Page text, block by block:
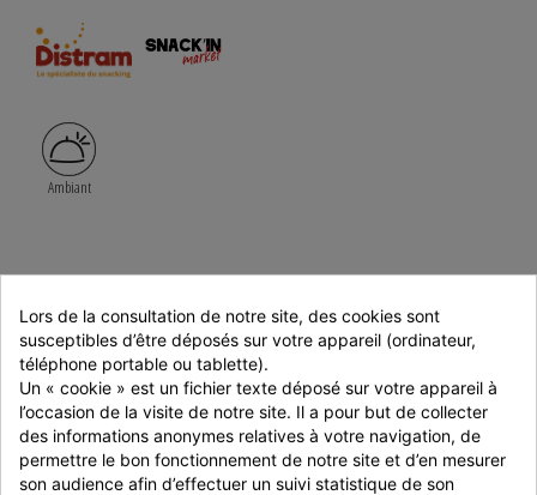
Ambiant
à partir de : 4,38 €
Connectez-vous pour ajouter au panier
JE ME CONNECTE
Lors de la consultation de notre site, des cookies sont
susceptibles d’être déposés sur votre appareil (ordinateur,
téléphone portable ou tablette).
Un « cookie » est un fichier texte déposé sur votre appareil à
l’occasion de la visite de notre site. Il a pour but de collecter
des informations anonymes relatives à votre navigation, de
permettre le bon fonctionnement de notre site et d’en mesurer
son audience afin d’effectuer un suivi statistique de son